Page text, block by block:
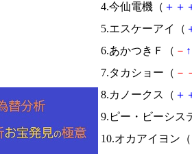
4.今仙電機（ ＋ ＋
5.エスケーアイ（
6.あかつきＦ（ － ↑
7.タカショー（ －
8.カノークス（ ＋
9.ピー・ビーシス
10.オカアイヨン（